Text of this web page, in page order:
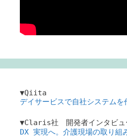
▼Qiita
デイサービスで自社システム
▼Claris社 開発者インタビュ
DX 実現へ。介護現場の取り組